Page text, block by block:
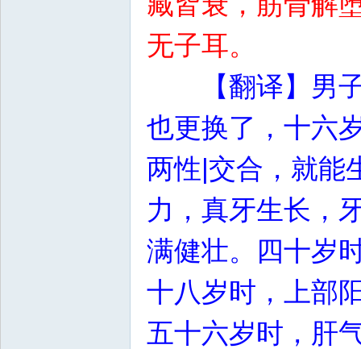
无子耳。
【翻译】男
也更换了，十六
两性|交合，就能
力，真牙生长，
满健壮。四十岁
十八岁时，上部
五十六岁时，肝